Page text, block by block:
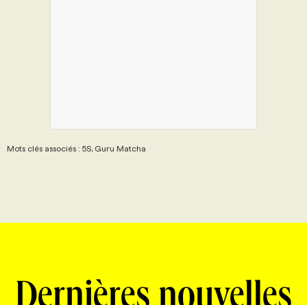
Mots clés associés : 5S, Guru Matcha